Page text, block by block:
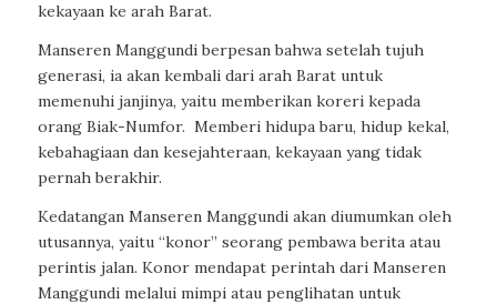
kekayaan ke arah Barat.
Manseren Manggundi berpesan bahwa setelah tujuh
generasi, ia akan kembali dari arah Barat untuk
memenuhi janjinya, yaitu memberikan koreri kepada
orang Biak-Numfor. Memberi hidupa baru, hidup kekal,
kebahagiaan dan kesejahteraan, kekayaan yang tidak
pernah berakhir.
Kedatangan Manseren Manggundi akan diumumkan oleh
utusannya, yaitu “konor” seorang pembawa berita atau
perintis jalan. Konor mendapat perintah dari Manseren
Manggundi melalui mimpi atau penglihatan untuk